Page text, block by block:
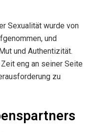
Sexualität wurde von
und
und Authentizität.
eng an seiner Seite
zu